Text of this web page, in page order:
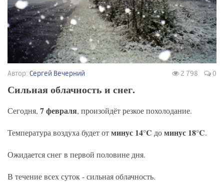
Автор: Сергей Вечерний 2 798 0
Сильная облачность и снег.
Сегодня, 7 февраля, произойдёт резкое похолодание.
Температура воздуха будет отминус 14°C доминус 18°C.
Ожидается снег в первой половине дня.
В течение всех суток - сильная облачность.